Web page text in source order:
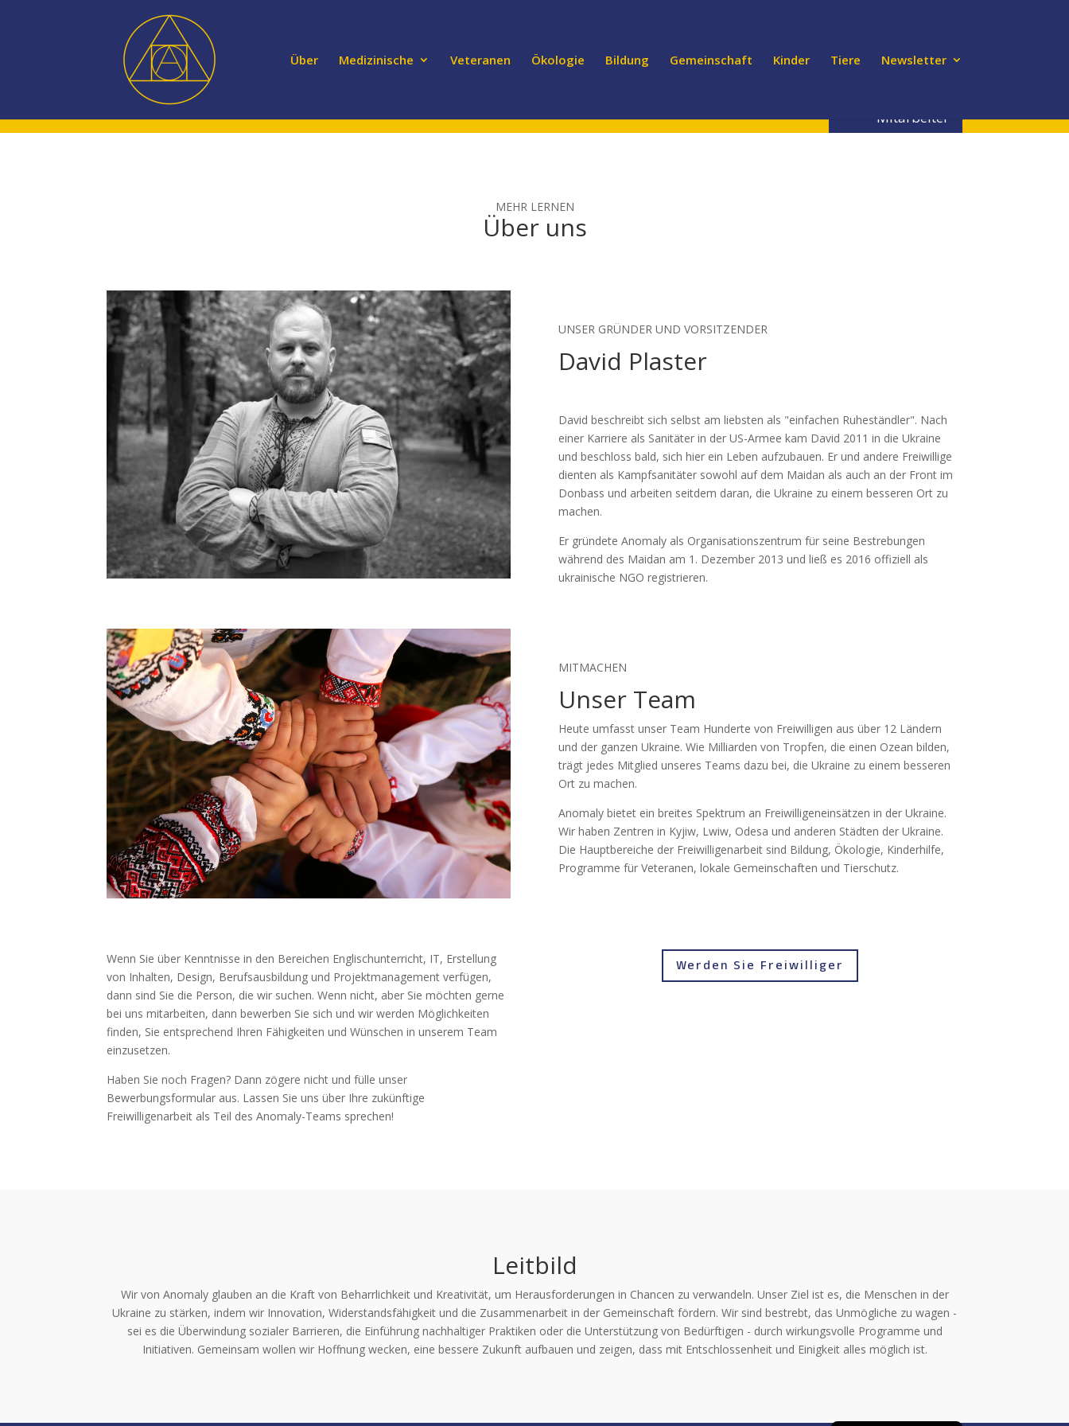
Über Medizinische Veteranen Ökologie Bildung Gemeinschaft Kinder Tiere Newsletter
Anomalie Ukraine NGO
Velyka Vasylkivska St, 72, Kyjiw 03150 Büro 20
Mitarbeiter
MEHR LERNEN
Über uns
UNSER GRÜNDER UND VORSITZENDER
David Plaster
David beschreibt sich selbst am liebsten als "einfachen Ruheständler". Nach
einer Karriere als Sanitäter in der US-Armee kam David 2011 in die Ukraine
und beschloss bald, sich hier ein Leben aufzubauen. Er und andere Freiwillige
dienten als Kampfsanitäter sowohl auf dem Maidan als auch an der Front im
Donbass und arbeiten seitdem daran, die Ukraine zu einem besseren Ort zu
machen.
Er gründete Anomaly als Organisationszentrum für seine Bestrebungen
während des Maidan am 1. Dezember 2013 und ließ es 2016 offiziell als
ukrainische NGO registrieren.
MITMACHEN
Unser Team
Heute umfasst unser Team Hunderte von Freiwilligen aus über 12 Ländern
und der ganzen Ukraine. Wie Milliarden von Tropfen, die einen Ozean bilden,
trägt jedes Mitglied unseres Teams dazu bei, die Ukraine zu einem besseren
Ort zu machen.
Anomaly bietet ein breites Spektrum an Freiwilligeneinsätzen in der Ukraine.
Wir haben Zentren in Kyjiw, Lwiw, Odesa und anderen Städten der Ukraine.
Die Hauptbereiche der Freiwilligenarbeit sind Bildung, Ökologie, Kinderhilfe,
Programme für Veteranen, lokale Gemeinschaften und Tierschutz.
Wenn Sie über Kenntnisse in den Bereichen Englischunterricht, IT, Erstellung
von Inhalten, Design, Berufsausbildung und Projektmanagement verfügen,
dann sind Sie die Person, die wir suchen. Wenn nicht, aber Sie möchten gerne
bei uns mitarbeiten, dann bewerben Sie sich und wir werden Möglichkeiten
finden, Sie entsprechend Ihren Fähigkeiten und Wünschen in unserem Team
einzusetzen.
Haben Sie noch Fragen? Dann zögere nicht und fülle unser
Bewerbungsformular aus. Lassen Sie uns über Ihre zukünftige
Freiwilligenarbeit als Teil des Anomaly-Teams sprechen!
Werden Sie Freiwilliger
Leitbild
Wir von Anomaly glauben an die Kraft von Beharrlichkeit und Kreativität, um Herausforderungen in Chancen zu verwandeln. Unser Ziel ist es, die Menschen in der
Ukraine zu stärken, indem wir Innovation, Widerstandsfähigkeit und die Zusammenarbeit in der Gemeinschaft fördern. Wir sind bestrebt, das Unmögliche zu wagen -
sei es die Überwindung sozialer Barrieren, die Einführung nachhaltiger Praktiken oder die Unterstützung von Bedürftigen - durch wirkungsvolle Programme und
Initiativen. Gemeinsam wollen wir Hoffnung wecken, eine bessere Zukunft aufbauen und zeigen, dass mit Entschlossenheit und Einigkeit alles möglich ist.
Slovenčina
Svenska